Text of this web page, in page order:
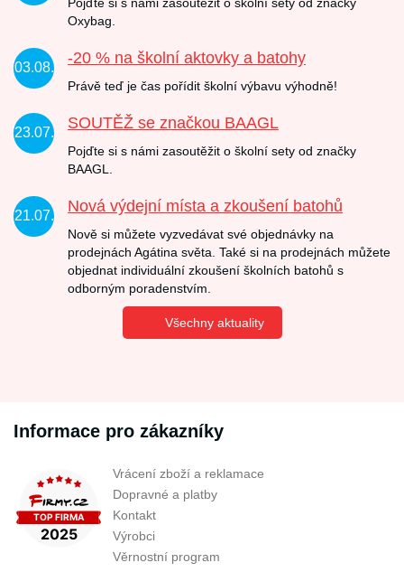
Oxybag.
03.08.
-20 % na školní aktovky a batohy
Právě teď je čas pořídit školní výbavu výhodně!
23.07.
SOUTĚŽ se značkou BAAGL
Pojďte si s námi zasoutěžit o školní sety od značky
BAAGL.
21.07.
Nová výdejní místa a zkoušení batohů
Nově si můžete vyzvedávat své objednávky na
prodejnách Agátina světa. Také si na prodejnách můžete
objednat individuální zkoušení školních batohů s
odborným poradenstvím.
Všechny aktuality
Informace pro zákazníky
Vrácení zboží a reklamace
Dopravné a platby
Kontakt
Výrobci
Věrnostní program